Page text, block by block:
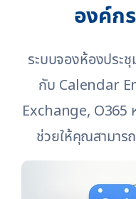
องค์ก
ระบบจองห้องประ
กับ Calendar
Exchange, O365
ช่วยให้คุณสามาร